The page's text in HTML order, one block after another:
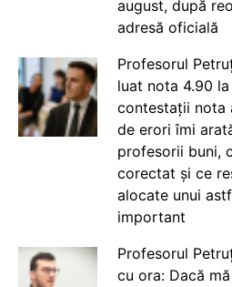
august, după
adresă oficială
Profesorul
luat nota 4.90
contestații nota
de erori îmi
profesorii buni,
corectat și ce
alocate unui
important
Profesorul
cu ora: Dacă